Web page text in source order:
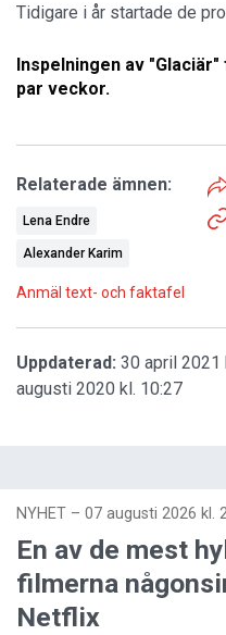
Tidigare i år startade de
Inspelningen av
par veckor.
Relaterade ämnen:
Lena Endre
Alexander Karim
Anmäl text- och faktafel
Uppdaterad: 30 april 2021
augusti 2020 kl. 10:27
NYHET – 07 augusti 2026 kl.
En av de mest
filmerna
Netflix